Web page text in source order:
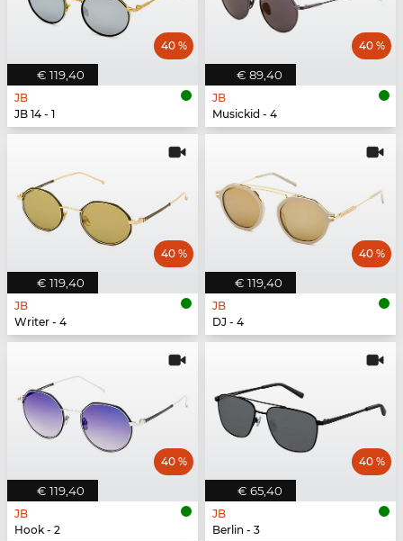
€ 119,40
40 %
JB
JB 14 - 1
€ 89,40
40 %
JB
Musickid - 4
€ 119,40
40 %
JB
Writer - 4
€ 119,40
40 %
JB
DJ - 4
€ 119,40
40 %
JB
Hook - 2
€ 65,40
40 %
JB
Berlin - 3